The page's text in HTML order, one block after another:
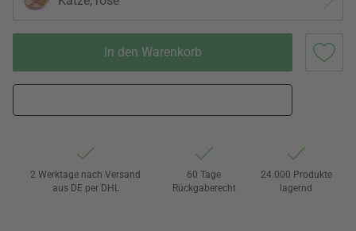
In den Warenkorb
2 Werktage nach Versand
aus DE per DHL
60 Tage
Rückgaberecht
24.000 Produkte
lagernd